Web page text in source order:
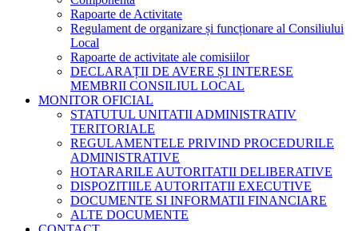
Rapoarte de Activitate
Regulament de organizare și funcționare al Consiliului
Local
Rapoarte de activitate ale comisiilor
DECLARAȚII DE AVERE ȘI INTERESE
MEMBRII CONSILIUL LOCAL
MONITOR OFICIAL
STATUTUL UNITATII ADMINISTRATIV
TERITORIALE
REGULAMENTELE PRIVIND PROCEDURILE
ADMINISTRATIVE
HOTARARILE AUTORITATII DELIBERATIVE
DISPOZITIILE AUTORITATII EXECUTIVE
DOCUMENTE SI INFORMATII FINANCIARE
ALTE DOCUMENTE